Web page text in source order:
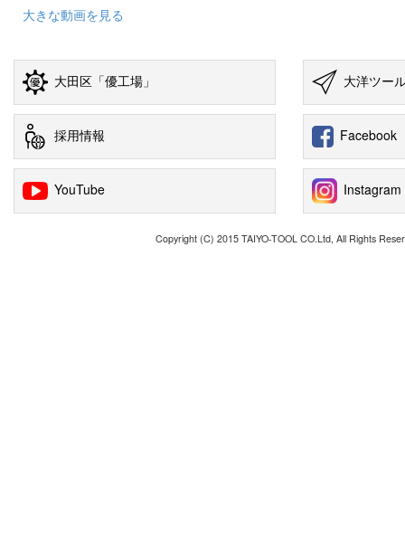
大きな動画を見る
大田区「優工場」 大洋ツー
採用情報 Facebook
YouTube Instagram
Copyright (C) 2015 TAIYO-TOOL CO.Ltd, All Rights